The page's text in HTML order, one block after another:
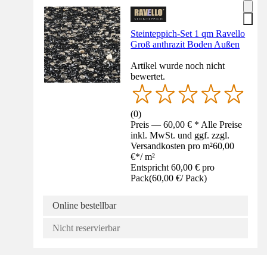
Steinteppich-Set 1 qm Ravello
Groß anthrazit Boden Außen
Artikel wurde noch nicht
bewertet.
(0)
Preis — 60,00 € * Alle Preise
inkl. MwSt. und ggf. zzgl.
Versandkosten pro m²60,00
€*/ m²
Entspricht 60,00 € pro
Pack(60,00 €/ Pack)
Online bestellbar
Nicht reservierbar